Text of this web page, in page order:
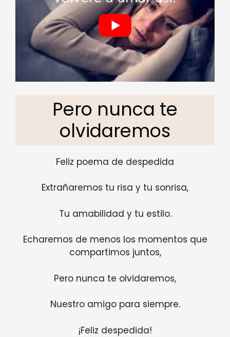
Pero nunca te
olvidaremos
Feliz poema de despedida
Extrañaremos tu risa y tu sonrisa,
Tu amabilidad y tu estilo.
Echaremos de menos los momentos que
compartimos juntos,
Pero nunca te olvidaremos,
Nuestro amigo para siempre.
¡Feliz despedida!